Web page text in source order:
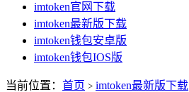
imtoken官网下载
imtoken最新版下载
imtoken钱包安卓版
imtoken钱包IOS版
当前位置： 首页 > imtoken最新版下载